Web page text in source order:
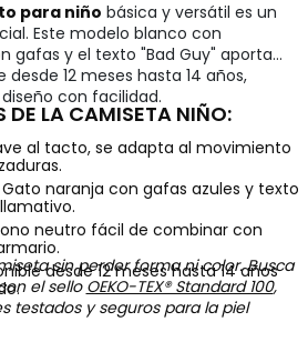
para niño básica y versátil es un
Este modelo blanco con
gafas y el texto "Bad Guy" aporta
desde 12 meses hasta 14 años,
con facilidad.
DE LA CAMISETA NIÑO:
al tacto, se adapta al movimiento
naranja con gafas azules y texto
neutro fácil de combinar con
desde 12 meses hasta 14 años
sin perder forma ni color. Busca
el sello OEKO-TEX® Standard 100,
testados y seguros para la piel